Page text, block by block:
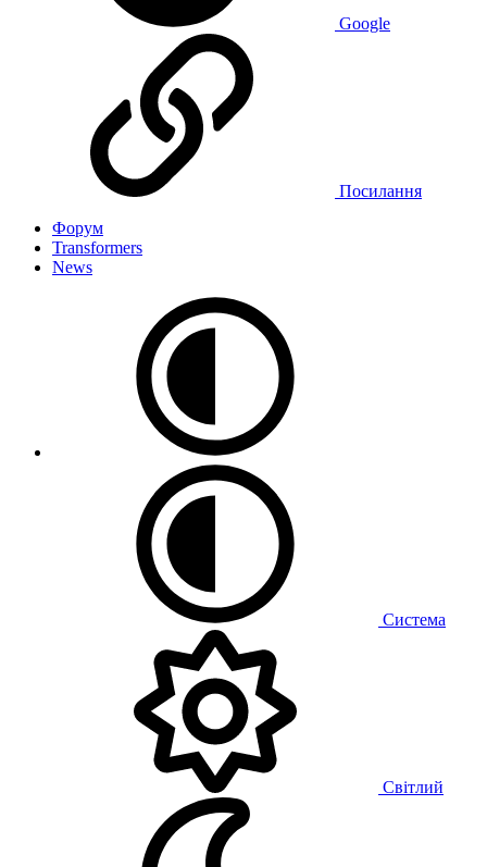
Google
Посилання
Форум
Transformers
News
Система
Світлий